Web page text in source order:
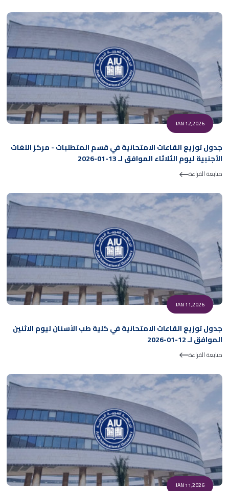
JAN 12,2026
جدول توزيع القاعات الامتحانية في قسم المتطلبات - مركز اللغات
الأجنبية ليوم الثلاثاء الموافق لـ 13-01-2026
متابعة القراءة
JAN 11,2026
جدول توزيع القاعات الامتحانية في كلية طب الأسنان ليوم الاثنين
الموافق لـ 12-01-2026
متابعة القراءة
JAN 11,2026